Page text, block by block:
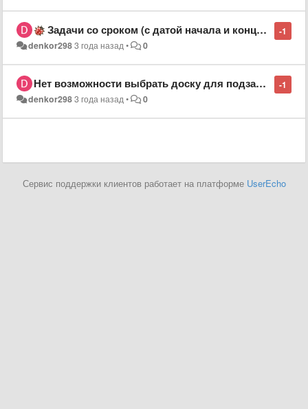
-1
Задачи со сроком (с датой начала и конца) не отображаются в мобильном приложении iOS
denkor2983 года назад• 0
-1
Нет возможности выбрать доску для подзадачи в приложении для iOS
denkor2983 года назад• 0
Сервис поддержки клиентов работает на платформе UserEcho